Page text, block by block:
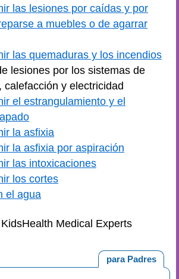
las lesiones por caídas y por
a muebles o de agarrar
las quemaduras y los incendios
lesiones por los sistemas de
calefacción y electricidad
el estrangulamiento y el
la asfixia
la asfixia por aspiración
las intoxicaciones
los cortes
el agua
Medical Experts
para Padres